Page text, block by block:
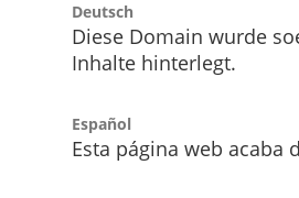
Deutsch
Diese Domain wurde
Inhalte hinterlegt.
Español
Esta página web acaba